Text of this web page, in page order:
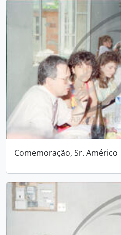
Comemoração, Sr. Américo